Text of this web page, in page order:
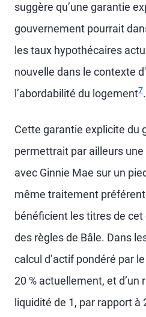
suggère qu’une garantie
gouvernement pourrait
les taux hypothécaires
nouvelle dans le contexte
l’abordabilité du logement7.
Cette garantie explicite du
permettrait par ailleurs
avec Ginnie Mae sur un
même traitement
bénéficient les titres de
des règles de Bâle. Dans
calcul d’actif pondéré par
20 % actuellement, et d’un
liquidité de 1, par rapport à